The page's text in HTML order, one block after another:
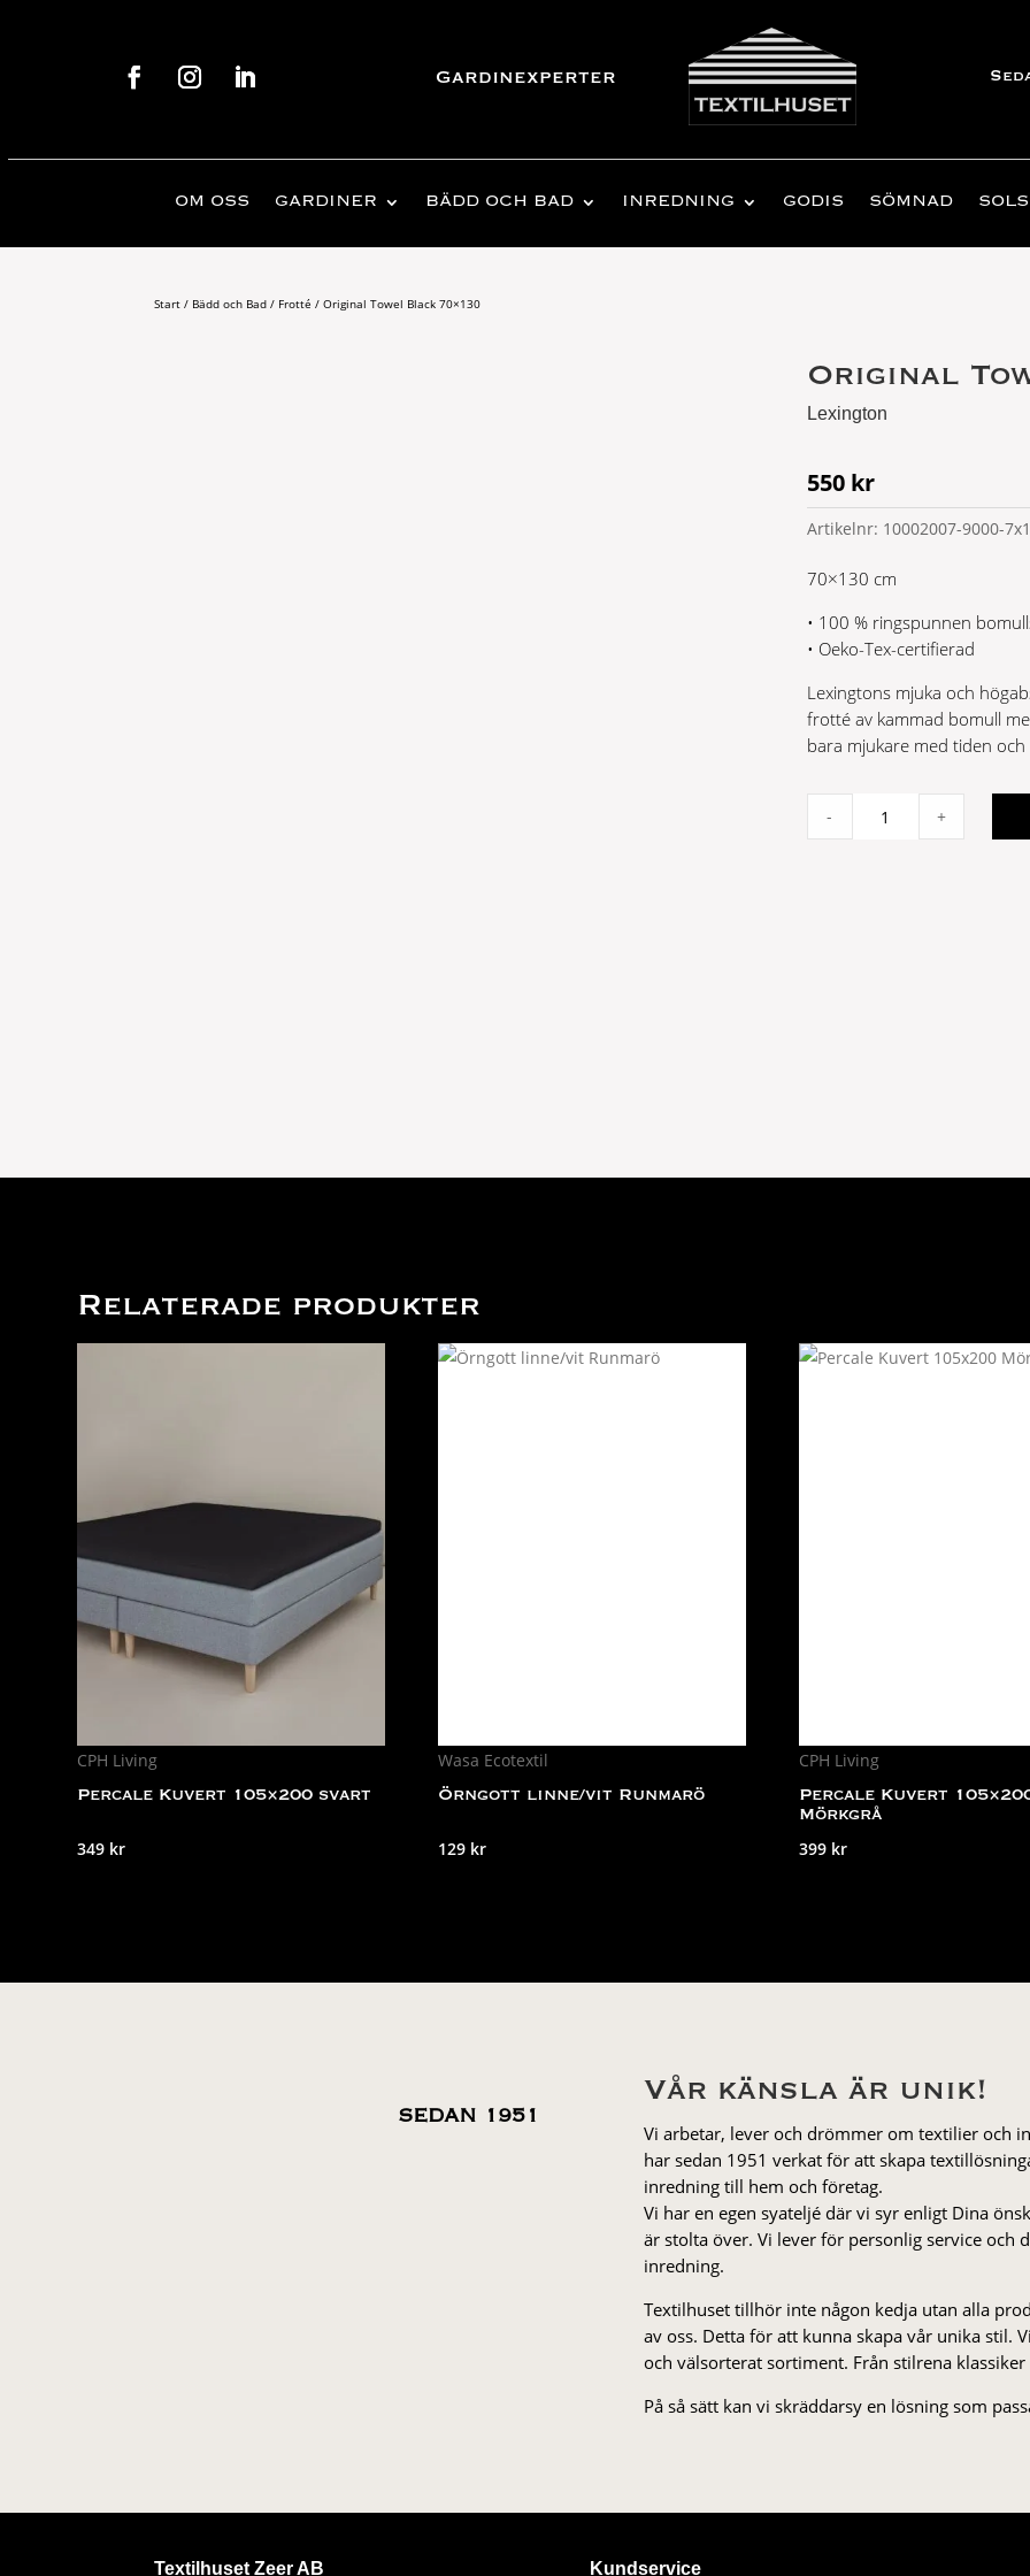
Gardinexperter
OM OSS GARDINER BÄDD OCH BAD INREDNING GODIS SÖMNAD
Start / Bädd och Bad / Frotté / Original Towel Black 70×130
Original
Lexington
550 kr
Artikelnr: 10002007-9000-
70×130 cm
• 100 % ringspunnen
• Oeko-Tex-certifierad
Lexingtons mjuka och
frotté av kammad bomull
bara mjukare med tiden
- +
Relaterade produkter
CPH Living
Percale Kuvert 105×200 svart
349 kr
Wasa Ecotextil
Örngott linne/vit Runmarö
129 kr
CPH Living
Percale Kuvert
Mörkgrå
399 kr
SEDAN 1951
Vår känsla är unik!
Vi arbetar, lever och drömmer om textilier och
har sedan 1951 verkat för att skapa
inredning till hem och företag.
Vi har en egen syateljé där vi syr enligt Dina
är stolta över. Vi lever för personlig service och
inredning.
Textilhuset tillhör inte någon kedja utan alla
av oss. Detta för att kunna skapa vår unika stil.
och välsorterat sor­ti­ment. Från stil­rena
På så sätt kan vi skräddarsy en lösning som
Textilhuset Zeer AB Kundservice